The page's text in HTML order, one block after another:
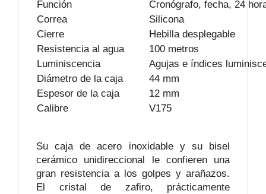
Función
Cronógrafo, fecha, 24
Correa
Silicona
Cierre
Hebilla desplegable
Resistencia al agua
100 metros
Luminiscencia
Agujas e índices
Diámetro de la caja
44 mm
Espesor de la caja
12 mm
Calibre
V175
Su caja de acero inoxidable y su bisel
cerámico unidireccional le confieren una
gran resistencia a los golpes y arañazos.
El cristal de zafiro, prácticamente